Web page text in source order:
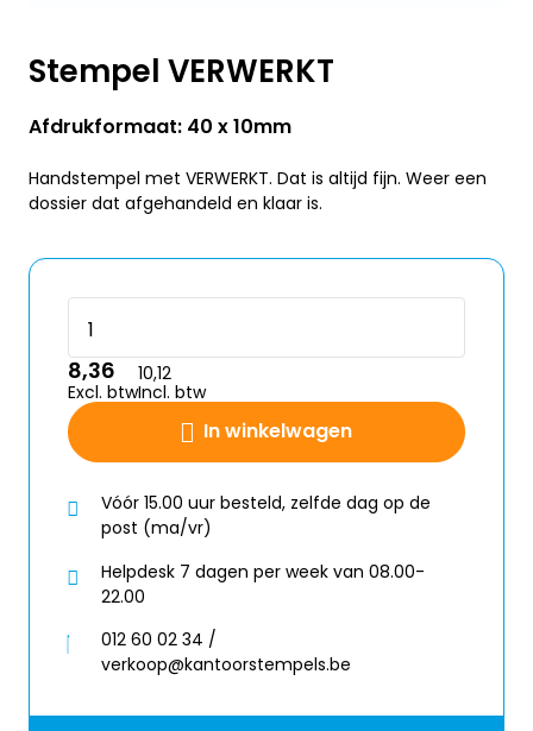
Stempel VERWERKT
Afdrukformaat: 40 x 10mm
Handstempel met VERWERKT. Dat is altijd fijn. Weer een
dossier dat afgehandeld en klaar is.
In winkelwagen
8,36
Excl. btw
10,12
Incl. btw
Vóór 15.00 uur besteld, zelfde dag op de
post (ma/vr)
Helpdesk 7 dagen per week van 08.00-
22.00
012 60 02 34 /
verkoop@kantoorstempels.be